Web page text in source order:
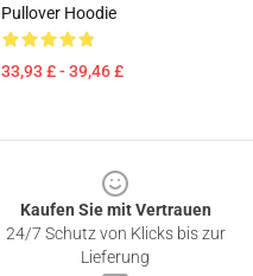
Pullover Hoodie
33,93 £ - 39,46 £
Kaufen Sie mit Vertrauen
24/7 Schutz von Klicks bis zur
Lieferung